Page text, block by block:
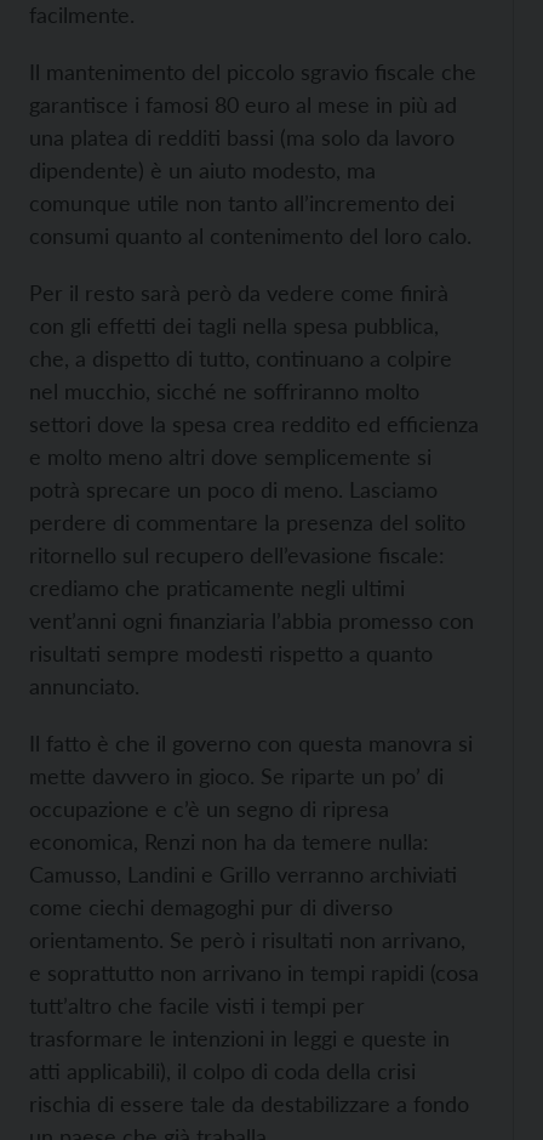
facilmente.
Il mantenimento del piccolo sgravio fiscale che
garantisce i famosi 80 euro al mese in più ad
una platea di redditi bassi (ma solo da lavoro
dipendente) è un aiuto modesto, ma
comunque utile non tanto all’incremento dei
consumi quanto al contenimento del loro calo.
Per il resto sarà però da vedere come finirà
con gli effetti dei tagli nella spesa pubblica,
che, a dispetto di tutto, continuano a colpire
nel mucchio, sicché ne soffriranno molto
settori dove la spesa crea reddito ed efficienza
e molto meno altri dove semplicemente si
potrà sprecare un poco di meno. Lasciamo
perdere di commentare la presenza del solito
ritornello sul recupero dell’evasione fiscale:
crediamo che praticamente negli ultimi
vent’anni ogni finanziaria l’abbia promesso con
risultati sempre modesti rispetto a quanto
annunciato.
Il fatto è che il governo con questa manovra si
mette davvero in gioco. Se riparte un po’ di
occupazione e c’è un segno di ripresa
economica, Renzi non ha da temere nulla:
Camusso, Landini e Grillo verranno archiviati
come ciechi demagoghi pur di diverso
orientamento. Se però i risultati non arrivano,
e soprattutto non arrivano in tempi rapidi (cosa
tutt’altro che facile visti i tempi per
trasformare le intenzioni in leggi e queste in
atti applicabili), il colpo di coda della crisi
rischia di essere tale da destabilizzare a fondo